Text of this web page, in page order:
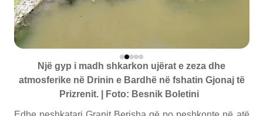
Një gyp i madh shkarkon ujërat e zeza dhe
atmosferike në Drinin e Bardhë në fshatin Gjonaj të
Prizrenit. | Foto: Besnik Boletini